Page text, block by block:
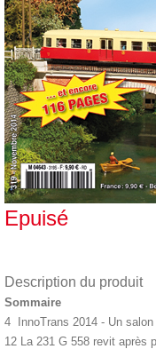
Epuisé
Description du produit
Sommaire
4 InnoTrans 2014 - Un
12 La 231 G 558 revit après